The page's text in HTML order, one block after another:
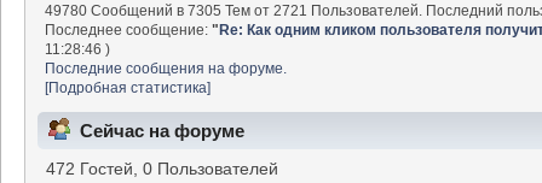
49780 Сообщений в 7305 Тем от 2721 Пользователей. Последний
Последнее сообщение:"Re: Как одним кликом пользователя
11:28:46 )
Последние сообщения на форуме.
[Подробная статистика]
Сейчас на форуме
472 Гостей, 0 Пользователей